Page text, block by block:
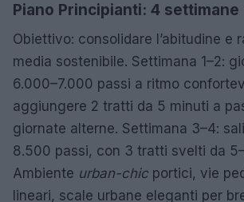
Piano Principianti: 4
Obiettivo: consolidare l’abitudine e
media sostenibile. Settimana 1–2:
6.000–7.000 passi a ritmo
aggiungere 2 tratti da 5 minuti a
giornate alterne. Settimana 3–4:
8.500 passi, con 3 tratti svelti da
Ambiente urban-chic portici, vie
lineari, scale urbane eleganti per